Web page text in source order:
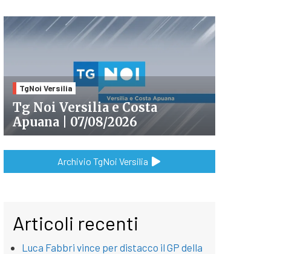
TgNoi Versilia
Tg Noi Versilia e Costa
Apuana | 07/08/2026
Archivio TgNoi Versilia
Articoli recenti
Luca Fabbri vince per distacco il GP della